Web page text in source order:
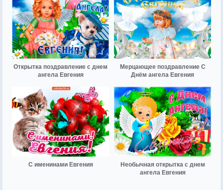
Открытка поздравление с днем
ангела Евгения
Мерцающее поздравление С
Днём ангела Евгения
С именинами Евгения
Необычная открытка с днем
ангела Евгения